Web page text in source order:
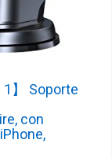
1】 Soporte
con